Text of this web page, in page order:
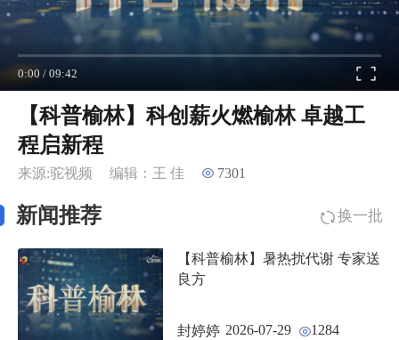
0:00 / 09:42
【科普榆林】科创薪火燃榆林 卓越工
程启新程
来源:驼视频 编辑：王 佳 7301
新闻推荐 换一批
【科普榆林】暑热扰代谢 专家送
良方
封婷婷 2026-07-29 1284